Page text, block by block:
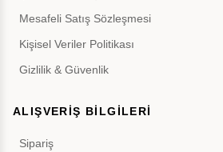
Mesafeli Satış Sözleşmesi
Kişisel Veriler Politikası
Gizlilik & Güvenlik
ALIŞVERİŞ BİLGİLERİ
Sipariş